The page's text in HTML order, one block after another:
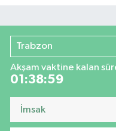
Trabzon
Akşam vaktine kalan
01:38:58
İmsak